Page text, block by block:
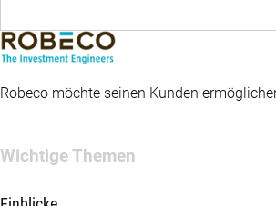
Robeco möchte seinen Kunden
Wichtige Themen